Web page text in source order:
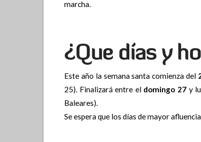
marcha.
¿Que días y
Este año la semana santa comienza del
25). Finalizará entre el domingo 27y
Baleares).
Se espera que los días de mayor